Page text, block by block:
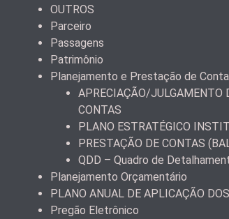
OUTROS
Parceiro
Passagens
Patrimônio
Planejamento e Prestação de
APRECIAÇÃO/JULGAMENTO
CONTAS
PLANO ESTRATÉGICO
PRESTAÇÃO DE CONTAS
QDD – Quadro de
Planejamento Orçamentário
PLANO ANUAL DE APLICAÇÃO
Pregão Eletrônico